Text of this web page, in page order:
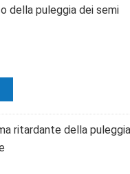
della puleggia dei semi
ritardante della